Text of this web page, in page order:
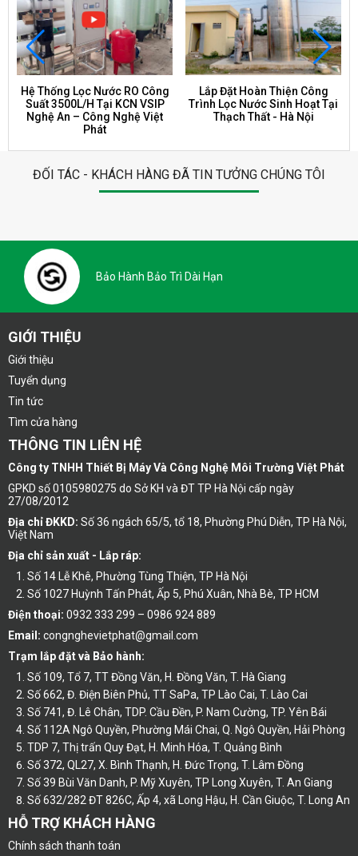
Hệ Thống Lọc Nước RO Công
Suất 3500L/H Tại KCN VSIP
Nghệ An – Công Nghệ Việt
Phát
Lắp Đặt Hoàn Thiện Công
Trình Lọc Nước Sinh Hoạt Tại
Thạch Thất - Hà Nội
ĐỐI TÁC - KHÁCH HÀNG ĐÃ TIN TƯỞNG CHÚNG TÔI
Bảo Hành Bảo Trì Dài Hạn
GIỚI THIỆU
Giới thiệu
Tuyển dụng
Tin tức
Tìm cửa hàng
THÔNG TIN LIÊN HỆ
Công ty TNHH Thiết Bị Máy Và Công Nghệ Môi Trường Việt Phát
GPKD số 0105980275 do Sở KH và ĐT TP Hà Nội cấp ngày
27/08/2012
Địa chỉ ĐKKD: Số 36 ngách 65/5, tổ 18, Phường Phú Diễn, TP Hà Nội,
Việt Nam
Địa chỉ sản xuất - Lắp ráp:
Số 14 Lễ Khê, Phường Tùng Thiện, TP Hà Nội
Số 1027 Huỳnh Tấn Phát, Ấp 5, Phú Xuân, Nhà Bè, TP HCM
Điện thoại: 0932 333 299 – 0986 924 889
Email: congnghevietphat@gmail.com
Trạm lắp đặt và Bảo hành:
Số 109, Tổ 7, TT Đồng Văn, H. Đồng Văn, T. Hà Giang
Số 662, Đ. Điện Biên Phủ, TT SaPa, TP Lào Cai, T. Lào Cai
Số 741, Đ. Lê Chân, TDP. Cầu Đền, P. Nam Cường, TP. Yên Bái
Số 112A Ngô Quyền, Phường Mái Chai, Q. Ngô Quyền, Hải Phòng
TDP 7, Thị trấn Quy Đạt, H. Minh Hóa, T. Quảng Bình
Số 372, QL27, X. Bình Thạnh, H. Đức Trọng, T. Lâm Đồng
Số 39 Bùi Văn Danh, P. Mỹ Xuyên, TP Long Xuyên, T. An Giang
Số 632/282 ĐT 826C, Ấp 4, xã Long Hậu, H. Cần Giuộc, T. Long An
HỖ TRỢ KHÁCH HÀNG
Chính sách thanh toán